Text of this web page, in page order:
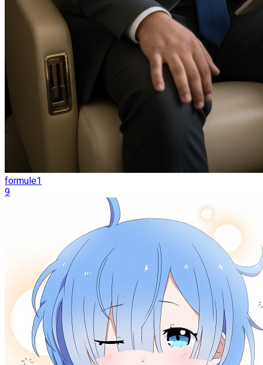
formule1
9